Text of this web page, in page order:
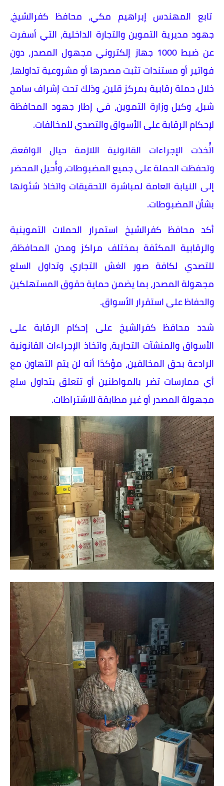
تابع المهندس إبراهيم مكي، محافظ كفرالشيخ،
جهود مديرية التموين والتجارة الداخلية، التي أسفرت
عن ضبط 1000 جهاز إلكتروني مجهول المصدر، دون
فواتير أو مستندات تثبت مصدرها أو مشروعية تداولها،
خلال حملة رقابية بمركز قلين، وذلك تحت إشراف سامح
شبل، وكيل وزارة التموين، في إطار جهود المحافظة
لإحكام الرقابة على الأسواق والتصدي للمخالفات.
اتُّخذت الإجراءات القانونية اللازمة حيال الواقعة،
وتحفظت الحملة على جميع المضبوطات، وأُحيل المحضر
إلى النيابة العامة لمباشرة التحقيقات واتخاذ شئونها
بشأن المضبوطات.
أكد محافظ كفرالشيخ استمرار الحملات التموينية
والرقابية المكثفة بمختلف مراكز ومدن المحافظة،
للتصدي لكافة صور الغش التجاري وتداول السلع
مجهولة المصدر، بما يضمن حماية حقوق المستهلكين
والحفاظ على استقرار الأسواق.
شدد محافظ كفرالشيخ على إحكام الرقابة على
الأسواق والمنشآت التجارية، واتخاذ الإجراءات القانونية
الرادعة بحق المخالفين، مؤكدًا أنه لن يتم التهاون مع
أي ممارسات تضر بالمواطنين أو تتعلق بتداول سلع
مجهولة المصدر أو غير مطابقة للاشتراطات.